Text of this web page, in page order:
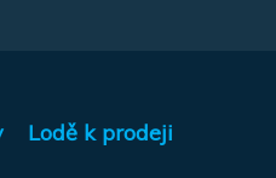
Lodě k prodeji